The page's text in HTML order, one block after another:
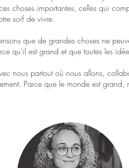
choses importantes, celles qui
soif de vivre.
que de grandes choses ne
qu'il est grand et que toutes les
nous partout où nous allons,
Parce que le monde est grand,